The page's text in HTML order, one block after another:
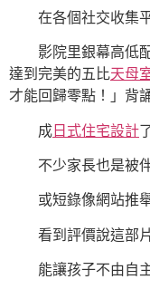
在各個社交收集
影院里銀幕高低
達到完美的五比天母
才能回歸零點！」背
成日式住宅設計
不少家長也是被
或短錄像網站推
看到評價說這部
能讓孩子不由自